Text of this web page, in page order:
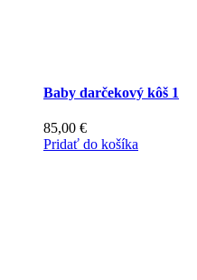
Baby darčekový kôš 1
85,00 €
Pridať do košíka